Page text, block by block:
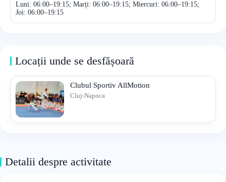
Luni: 06:00–19:15; Marți: 06:00–19:15; Miercuri: 06:00–19:15;
Joi: 06:00–19:15
Locații unde se desfășoară
Clubul Sportiv AllMotion
Cluj-Napoca
Detalii despre activitate